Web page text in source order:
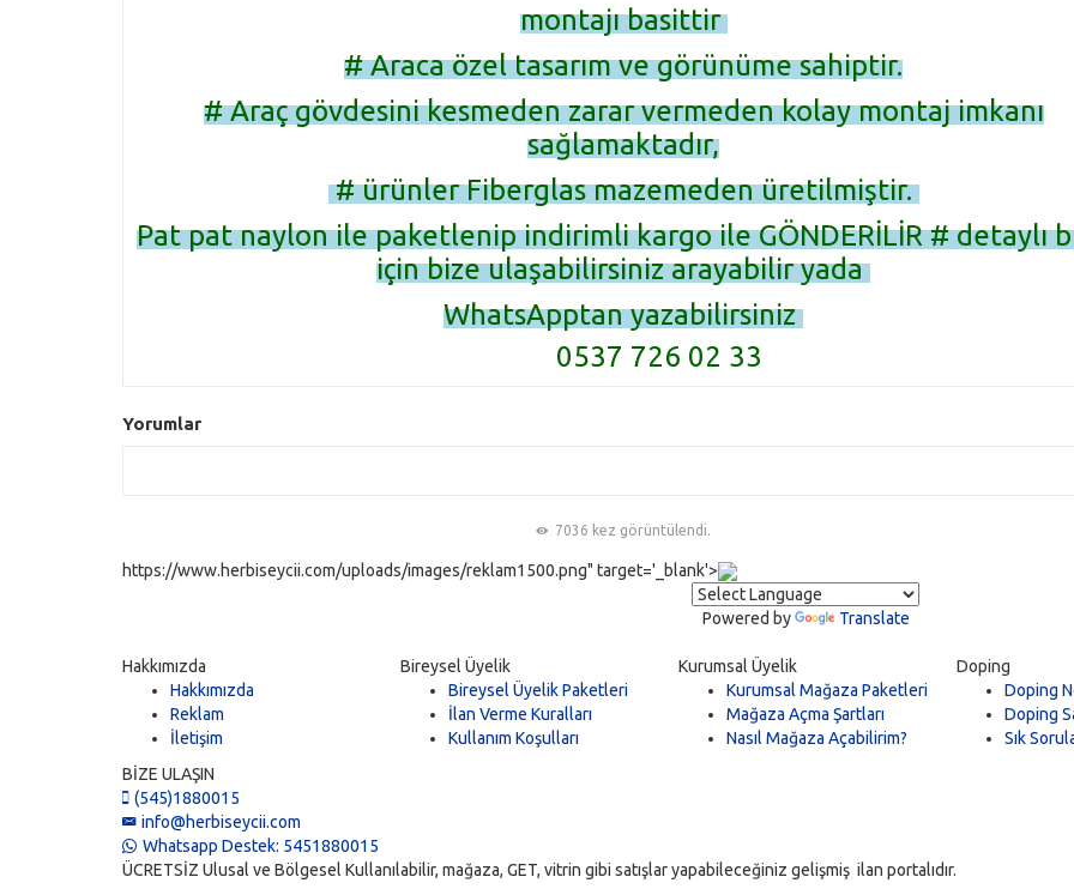
montajı basittir
# Araca özel tasarım ve görünüme sahiptir.
# Araç gövdesini kesmeden zarar vermeden kolay montaj imkanı
sağlamaktadır,
# ürünler Fiberglas mazemeden üretilmiştir.
Pat pat naylon ile paketlenip indirimli kargo ile GÖNDERİLİR # detaylı
için bize ulaşabilirsiniz arayabilir yada
WhatsApptan yazabilirsiniz
0537 726 02 33
Yorumlar
7036 kez görüntülendi.
https://www.herbiseycii.com/uploads/images/reklam1500.png" target='_blank'>
Powered by Translate
Hakkımızda
Hakkımızda
Reklam
İletişim
Bireysel Üyelik
Bireysel Üyelik Paketleri
İlan Verme Kuralları
Kullanım Koşulları
Kurumsal Üyelik
Kurumsal Mağaza Paketleri
Mağaza Açma Şartları
Nasıl Mağaza Açabilirim?
Doping
Doping
Doping
Sık
BİZE ULAŞIN
(545)1880015
info@herbiseycii.com
Whatsapp Destek: 5451880015
ÜCRETSİZ Ulusal ve Bölgesel Kullanılabilir, mağaza, GET, vitrin gibi satışlar yapabileceğiniz gelişmiş ilan portalıdır.